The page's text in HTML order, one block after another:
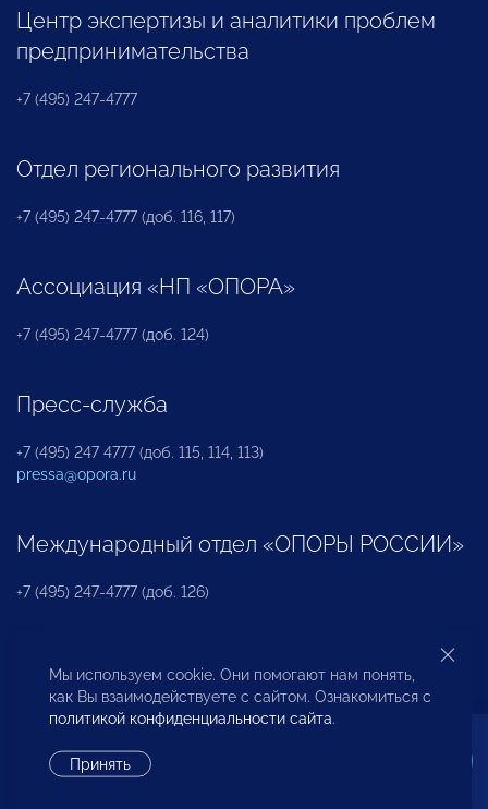
Центр экспертизы и аналитики проблем
предпринимательства
+7 (495) 247-4777
Отдел регионального развития
+7 (495) 247-4777 (доб. 116, 117)
Ассоциация «НП «ОПОРА»
+7 (495) 247-4777 (доб. 124)
Пресс-служба
+7 (495) 247 4777 (доб. 115, 114, 113)
pressa@opora.ru
Международный отдел «ОПОРЫ РОССИИ»
+7 (495) 247-4777 (доб. 126)
Бюро по защите прав предпринимателей и
инвесторов
Мы используем cookie. Они помогают нам понять,
как Вы взаимодействуете с сайтом. Ознакомиться с
политикой конфиденциальности сайта.
Принять